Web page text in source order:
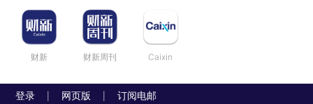
财新 财新周刊 Caixin
登录 网页版 订阅电邮